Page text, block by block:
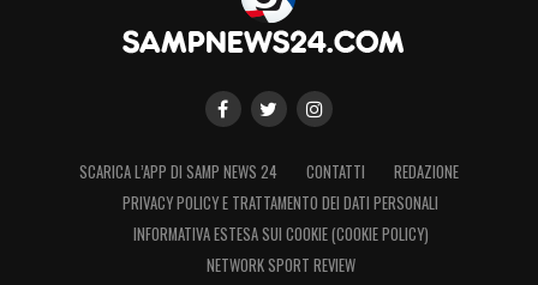
SCARICA L’APP DI SAMP NEWS 24 CONTATTI
REDAZIONE
PRIVACY POLICY E TRATTAMENTO DEI DATI PERSONALI
INFORMATIVA ESTESA SUI COOKIE (COOKIE POLICY)
NETWORK SPORT REVIEW